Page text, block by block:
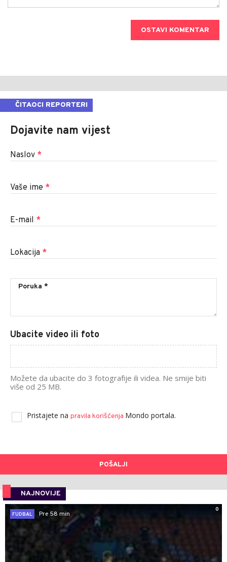
OSTAVI KOMENTAR
ČITAOCI REPORTERI
Dojavite nam vijest
Naslov *
Vaše ime *
E-mail *
Lokacija *
Ubacite video ili foto
Možete da ubacite do 3 fotografije ili videa. Ne smije biti
više od 25 MB.
Pristajete na pravila korišćenja Mondo portala.
POŠALJI
NAJNOVIJE
0
FUDBAL
Pre 58 min